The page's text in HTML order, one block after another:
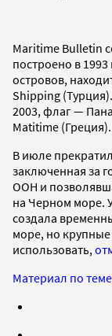
Maritime Bulletin
построено в
островов,
Shipping
2003, флаг —
Matitime (Греция).
В июле
заключенная за
ООН и
на Черном море.
создала
море, но
использовать,
Материал по теме